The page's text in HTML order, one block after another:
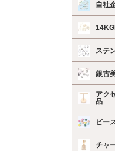
自社
ステ
銀古
アク
品
ビー
チャ